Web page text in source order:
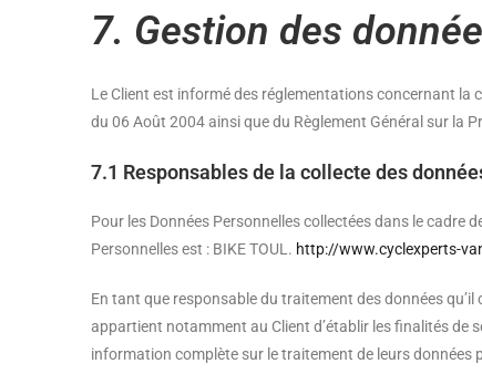
7. Gestion des
Le Client est informé des réglementations concernant
du 06 Août 2004 ainsi que du Règlement Général sur la
7.1 Responsables de la collecte des
Pour les Données Personnelles collectées dans le cadre
Personnelles est : BIKE TOUL. http://www.cyclexperts-
En tant que responsable du traitement des données qu’il
appartient notamment au Client d’établir les finalités de
information complète sur le traitement de leurs données